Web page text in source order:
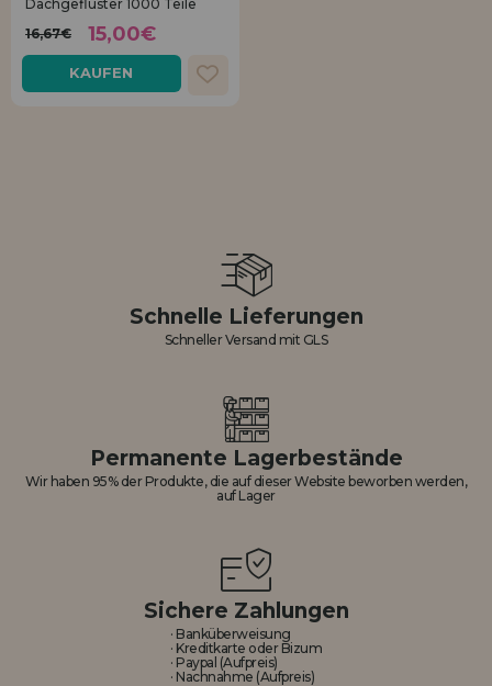
Dachgeflüster 1000 Teile
16,67€
15,00€
KAUFEN
Schnelle Lieferungen
Schneller Versand mit GLS
Permanente Lagerbestände
Wir haben 95% der Produkte, die auf dieser Website beworben werden,
auf Lager
Sichere Zahlungen
· Banküberweisung
· Kreditkarte oder Bizum
· Paypal (Aufpreis)
· Nachnahme (Aufpreis)